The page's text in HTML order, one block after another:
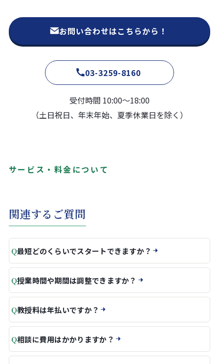
お問い合わせはこちらから！
03-3259-8160
受付時間 10:00〜18:00
（土日祝日、年末年始、夏季休業日を除く）
サービス・料金について
関連するご質問
Q最短どのくらいでスタートできますか？
Q授業時間や期間は調整できますか？
Q教授料は年払いですか？
Q相談に費用はかかりますか？